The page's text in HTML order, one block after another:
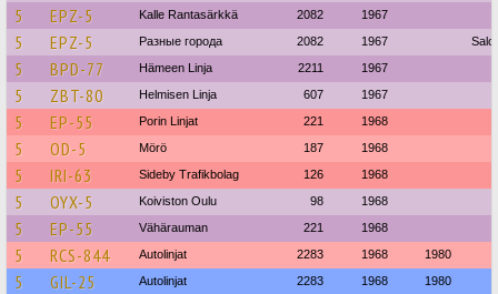
5 EPZ-5 Kalle Rantasärkkä 2082 1967
5 EPZ-5 Разные города 2082 1967
5 BPD-77 Hämeen Linja 2211 1967
5 ZBT-80 Helmisen Linja 607 1967
5 EP-55 Porin Linjat 221 1968
5 OD-5 Mörö 187 1968
5 IRI-63 Sideby Trafikbolag 126 1968
5 OYX-5 Koiviston Oulu 98 1968
5 EP-55 Vähärauman 221 1968
5 RCS-844 Autolinjat 2283 1968 1980
5 GIL-25 Autolinjat 2283 1968 1980